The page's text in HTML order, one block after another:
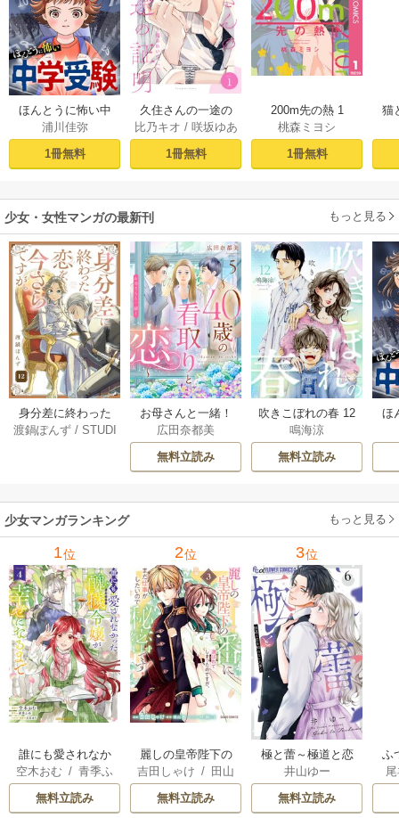
ほんとうに怖い中
学受験【分冊版】
1
浦川佳弥
1冊無料
久住さんの一途の
証明～揺らめい
て、ハニー～ 1巻
比乃キオ / 咲坂ゆあ
1冊無料
200m先の熱 1
桃森ミヨシ
1冊無料
猫
少女・女性マンガの最新刊 もっと見る
身分差に終わった
恋を、今さらです
渡鍋ぽんず/ STUDI
お母さんと一緒！
～40歳の看取りと
恋～【分冊版】 5巻
広田奈都美
無料立読み
吹きこぼれの春 12
巻
鳴海涼
無料立読み
ほ
少女マンガランキング もっと見る
1位
誰にも愛されなか
った醜穢令嬢が幸
せになるまで
空木おむ /青季ふ
/ 白谷ゆう
無料立読み
2位
麗しの皇帝陛下の
番に選ばれてしま
ったのですが、ま
だ仕事がしたいの
吉田しゃけ / 田山
/ 鶏にく
無料立読み
3位
極と蕾～極道と恋
を知らない人妻と
～
井山ゆー
無料立読み
ふ